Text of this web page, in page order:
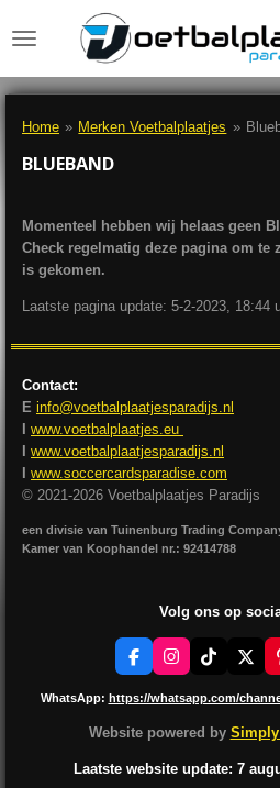
direct
de
Home » Merken Voetbalplaatjes »
BLUEBAND
Momenteel hebben wij helaas geen
Check regelmatig deze pagina om te
is gekomen.
Laatste pagina update: 5-2-2023, 18:44
Contact:
E info@voetbalplaatjesparadijs.nl
I www.voetbalplaatjes.eu
I www.voetbalplaatjesparadijs.nl
I www.soccercardsparadise.com
© 2021-2026 Voetbalplaatjes Paradijs
een divisie van Tuinenburg Trading
Kamer van Koophandel nr.: 92414788
Volg ons op
F
a
c
b
k
I
n
s
a
a
T
k
o
X
WhatsApp: https://whatsapp.com/
Website powered by
Laatste website update: 7